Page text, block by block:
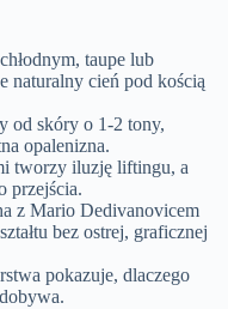
taupe lub
naturalny cień pod kością
od skóry o 1-2 tony,
opalenizna.
tworzy iluzję liftingu, a
przejścia.
z Mario Dedivanovicem
bez ostrej, graficznej
pokazuje, dlaczego